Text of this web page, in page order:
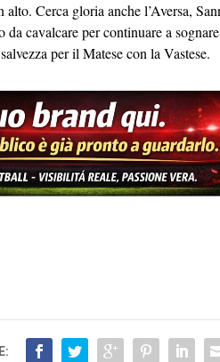
Cerca gloria anche l’Aversa,
da cavalcare per continuare a
per il Matese con la Vastese.